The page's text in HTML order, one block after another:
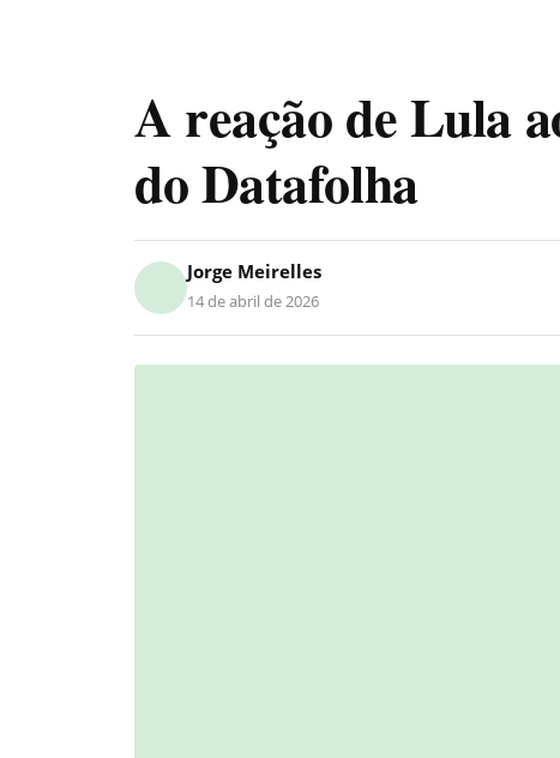
A reação de Lula
do Datafolha
Jorge Meirelles
14 de abril de 2026